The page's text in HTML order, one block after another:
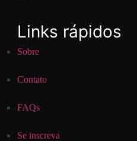
Links rápidos
Sobre
Contato
FAQs
Se inscreva